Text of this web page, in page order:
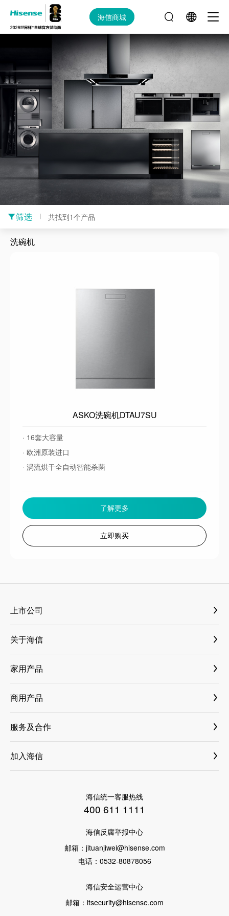
海信商城
筛选 共找到1个产品
洗碗机
ASKO洗碗机DTAU7SU
· 16套大容量
· 欧洲原装进口
· 涡流烘干全自动智能杀菌
了解更多
立即购买
上市公司
海信视像 600060
海信家电 000921
三电控股 6444
乾照光电 300102
科林电气 603050
关于海信
媒体资料库
新闻与活动
国内新闻
国际新闻
科技创新
集团介绍
家用产品
大薄荷套系
古洛尼
小家电
家电
ASKO
商用产品
纳真科技
乾照光电
海信信芯微
海信网络能源
服务及合作
商业合作
增值服务
加入海信
社会招聘
海信统一客服热线
400 611 1111
海信反腐举报中心
邮箱： jituanjiwei@hisense.com
电话： 0532-80878056
海信安全运营中心
邮箱： itsecurity@hisense.com